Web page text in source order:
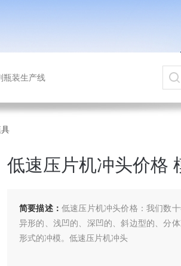
瓶装生产线
低速压片机冲头价格
简要描述： 低速压片机冲头价格：我们数
异形的、浅凹的、深凹的、斜边型的、分
形式的冲模。低速压片机冲头